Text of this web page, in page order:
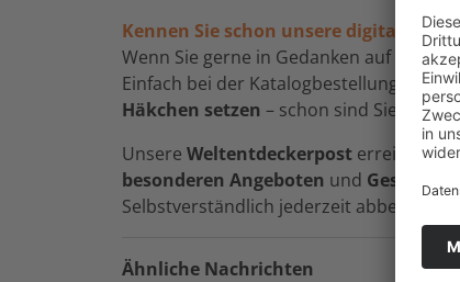
Kennen Sie schon unsere digitale
Wenn Sie gerne in Gedanken auf
Einfach bei der Katalogbestellung
Ihre
Häkchen setzen – schon sind Sie dabei!
Unsere Weltentdeckerpost erreicht Sie
besonderen Angeboten und
Selbstverständlich jederzeit abbestellbar.
Ähnliche Nachrichten